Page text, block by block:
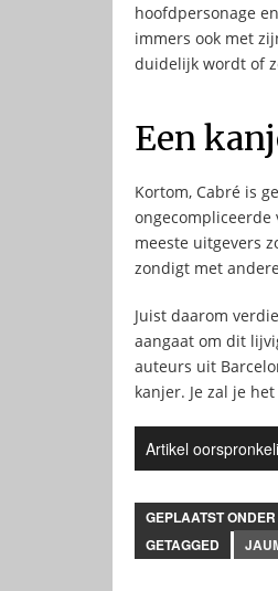
hoofdpersonage
immers ook met
duidelijk wordt of
Een
Kortom, Cabré is
meeste uitgevers
zondigt met
Juist daarom
aangaat om dit
auteurs uit
kanjer. Je zal je
Artikel
GEPLAATST ONDER
GETAGGED